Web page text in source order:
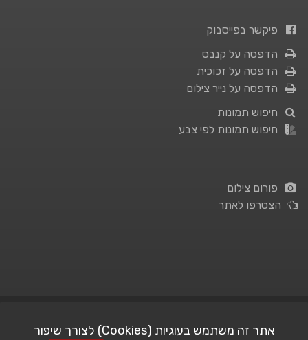
פיקשר בפייסבוק
הדפסה על קנבס
הדפסה על זכוכית
הדפסה על נייר צילום
חיפוש תמונות
חיפוש תמונות לפי צבע
פורום צילום
הצטרפו לאתר
אתר זה משתמש בעוגיות (Cookies) לצורך שיפור